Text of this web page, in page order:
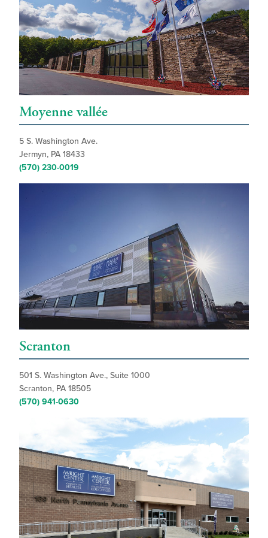
Moyenne vallée
5 S. Washington Ave.
Jermyn, PA 18433
(570) 230-0019
Scranton
501 S. Washington Ave., Suite 1000
Scranton, PA 18505
(570) 941-0630